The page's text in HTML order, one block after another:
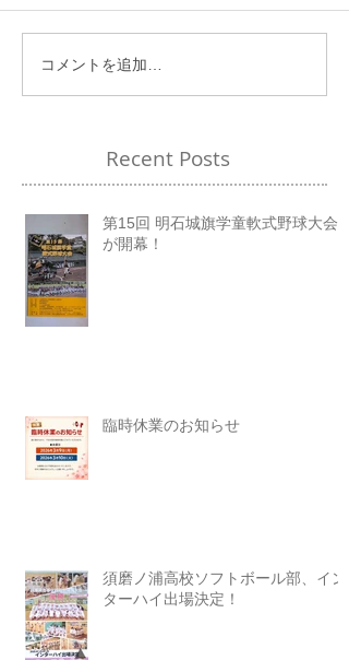
コメントを追加…
Recent Posts
第15回 明石城旗学童軟式野球大会
が開幕！
臨時休業のお知らせ
須磨ノ浦高校ソフトボール部、イン
ターハイ出場決定！